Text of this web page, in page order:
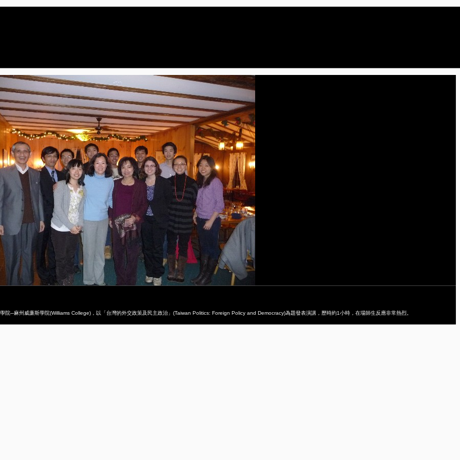
─麻州威廉斯學院(Williams College)，以「台灣的外交政策及民主政治」(Taiwan Politics: Foreign Policy and Democracy)為題發表演講，歷時約1小時，在場師生反應非常熱烈。